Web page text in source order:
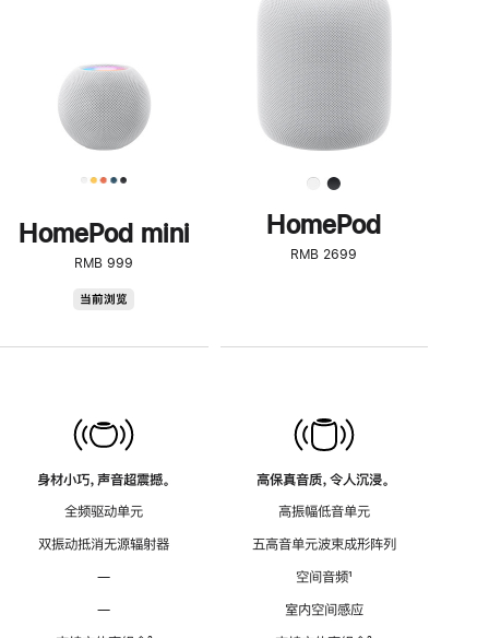
HomePod mini
RMB 999
当前浏览
身材小巧，声音超震撼。
全频驱动单元
双振动抵消无源辐射器
—
—
了
解
HomePod<
HomePod
RMB 2699
高保真音质，令人沉浸。
高振幅低音单元
五高音单元波束成形阵列
空间音频脚
¹
室内空间感应